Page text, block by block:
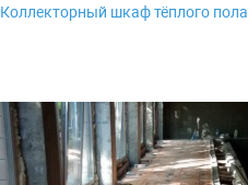
Коллекторный шкаф тёплого пола